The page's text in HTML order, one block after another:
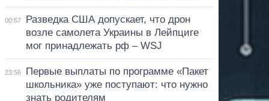
00:57
Разведка США допускает, что дрон
возле самолета Украины в Лейпциге
мог принадлежать рф – WSJ
23:56
Первые выплаты по программе «Пакет
школьника» уже поступают: что нужно
знать родителям